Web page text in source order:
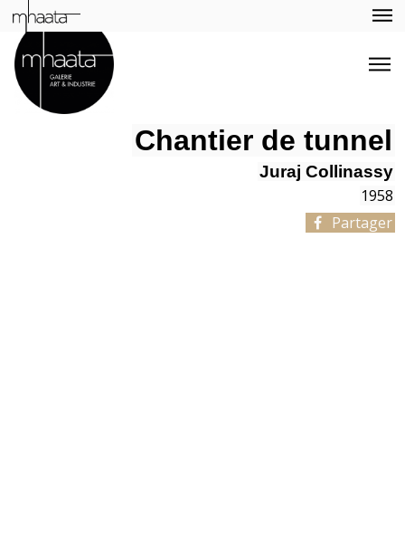
Chantier de tunnel
Juraj Collinassy
1958
Partager